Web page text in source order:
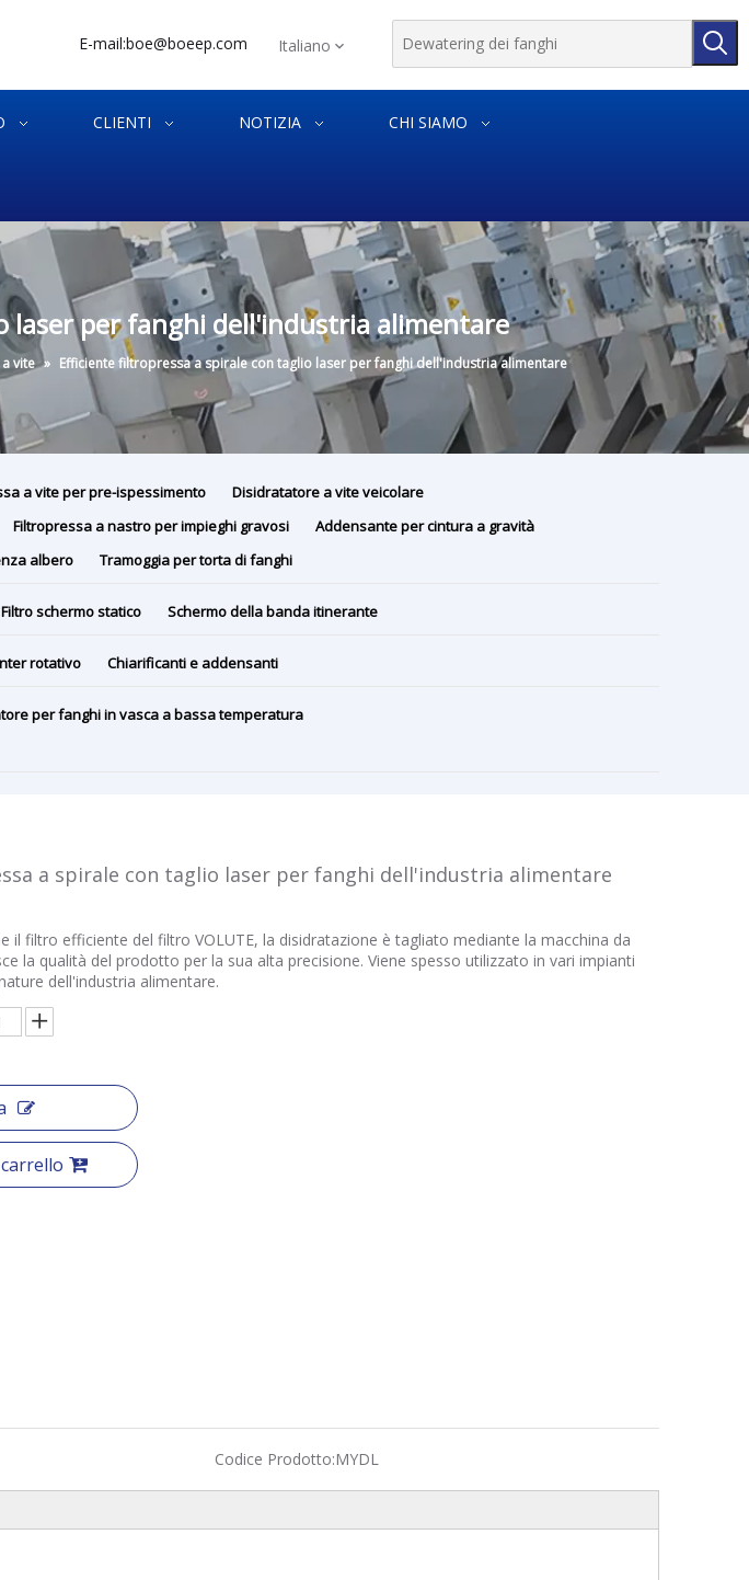
E-mail:boe@boeep.com Italiano
CLIENTI NOTIZIA CHI SIAMO
laser per fanghi dell'industria alimentare
vite » Efficiente filtropressa a spirale con taglio laser per fanghi dell'industria alimentare
a vite per pre-ispessimento
Disidratatore a vite veicolare
Filtropressa a nastro per impieghi gravosi
Addensante per cintura a gravità
albero Tramoggia per torta di fanghi
Filtro schermo statico Schermo della banda itinerante
rotativo Chiarificanti e addensanti
per fanghi in vasca a bassa temperatura
a spirale con taglio laser per fanghi dell'industria alimentare
il filtro efficiente del filtro VOLUTE, la disidratazione è tagliato mediante la macchina da
la qualità del prodotto per la sua alta precisione. Viene spesso utilizzato in vari impianti
dell'industria alimentare.
Codice Prodotto:MYDL